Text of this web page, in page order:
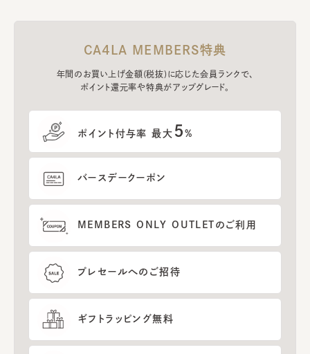
CA4LA MEMBERS特典
年間のお買い上げ金額(税抜)に応じた会員ランクで、
ポイント還元率や特典がアップグレード。
ポイント付与率 最大 5%
バースデークーポン
MEMBERS ONLY OUTLETのご利用
プレセールへのご招待
ギフトラッピング無料